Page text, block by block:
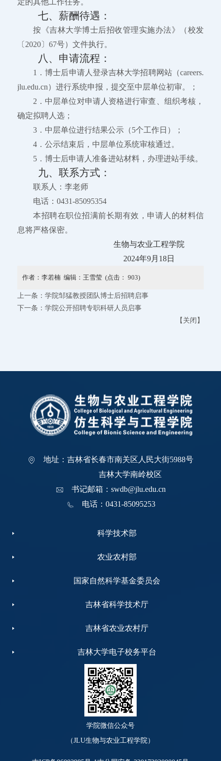
定的其他工作任务。
七、薪酬待遇：
按《吉林大学博士后招收管理实施办法》（校发
〔2020〕67号）文件执行。
八、申请流程：
1．博士后申请人登录吉林大学招聘网站（careers.
jlu.edu.cn）进行系统申报，提交至中层单位初审。；
2．中层单位对申请人资格进行审查、组织考核，
确定拟聘人选；
3．中层单位进行结果公示（5个工作日）；
4．公示结束后，中层单位系统审核通过。
5．博士后申请人准备进站材料，办理进站手续。
九、联系方式：
联系人：李老师
电话：0431-85095354
本招聘在职位招满前长期有效，申请人的材料信
息将严格保密。
生物与农业工程学院
2024年9月18日
作者：李若楠 编辑：王雪莹 (点击： 903)
上一条： 学院邹猛教授团队博士后招聘启事
下一条： 学院公开招聘专职科研人员启事
【 关闭 】
地址：吉林省长春市南关区人民大街5988号
吉林大学南岭校区
书记邮箱：swdb@jlu.edu.cn
电话：0431-85095253
科学技术部
农业农村部
国家自然科学基金委员会
吉林省科学技术厅
吉林省农业农村厅
吉林大学电子校务平台
学院微信公众号
（JLU生物与农业工程学院）